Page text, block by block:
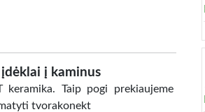
į kaminus
keramika. Taip pogi prekiaujeme
tvorakonekt